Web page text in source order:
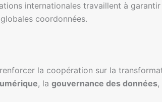
internationales travaillent à garantir
coordonnées.
la coopération sur la
, la gouvernance des données